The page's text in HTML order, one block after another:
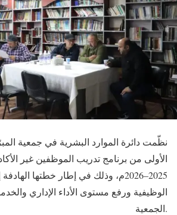
نظّمت دائرة الموارد البشرية في جمعية
الأولى من برنامج تدريب الموظفين غير
2025–2026م، وذلك في إطار خطتها
الوظيفية ورفع مستوى الأداء الإداري
الجمعية.